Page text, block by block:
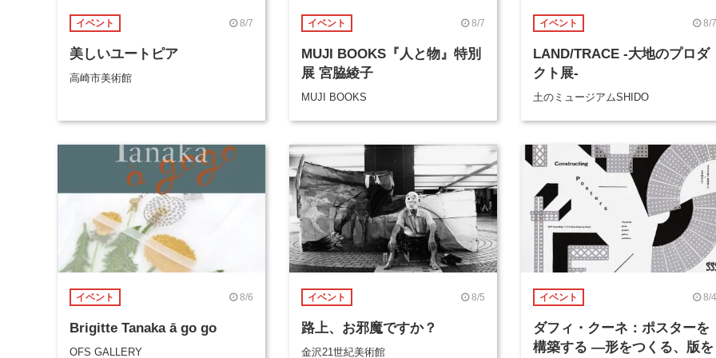
イベント 8/7
美しいユートピア
高崎市美術館
イベント 8/7
MUJI BOOKS『人と物』特別
展 宮脇綾子
MUJI BOOKS
イベント 8/7
LAND/TRACE -大地のプロダ
クト展-
土のミュージアムSHIDO
イベント 8/6
Brigitte Tanaka ā go go
OFS GALLERY
イベント 8/5
路上、お邪魔ですか？
金沢21世紀美術館
イベント 8/4
ダフィ・クーネ：ポスターを
構築する ―形をつくる、版を